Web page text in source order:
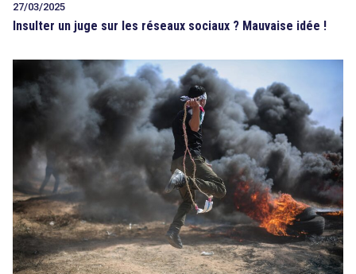
27/03/2025
Insulter un juge sur les réseaux sociaux ? Mauvaise idée !